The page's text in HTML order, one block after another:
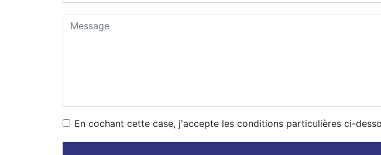
En cochant cette case, j'accepte les conditions particulières ci-